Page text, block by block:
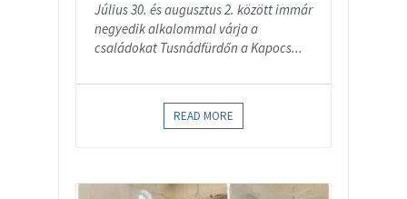
Július 30. és augusztus 2. között immár
negyedik alkalommal várja a
családokat Tusnádfürdőn a Kapocs...
READ MORE